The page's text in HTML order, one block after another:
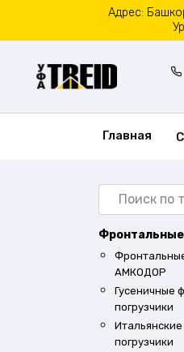
содержанию
Адрес:
Главная
Искать:
Фронтальные
АМКОДОР
Гусеничные
погрузчики
погрузчики